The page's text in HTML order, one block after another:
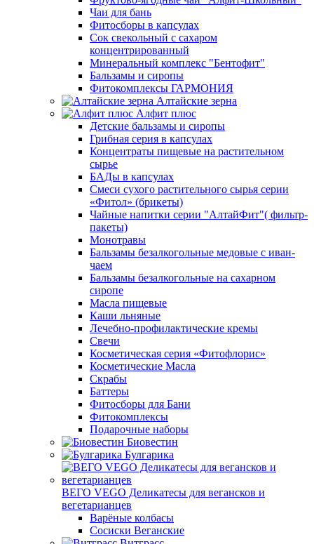
Чаи для бань
Фитосборы в капсулах
Сок свекольный с сахаром
концентрированный
Минеральный комплекс "Бентофит"
Бальзамы и сиропы
Фитокомплексы ГАРМОНИЯ
Алтайские зерна
Алфит плюс
Детские бальзамы и сиропы
Грибная серия в капсулах
Концентраты пищевые на растительном
сырье
БАДы в капсулах
Смеси сухого растительного сырья серии
«Фитол» (брикеты)
Чайные напитки серии "АлтайФит"( фильтр-
пакеты)
Монотравы
Бальзамы безалкогольные медовые с иван-
чаем
Бальзамы безалкогольные на сахарном
сиропе
Масла пищевые
Каши льняные
Лечебно-профилактические кремы
Свечи
Косметическая серия «Фитофлорис»
Косметические Масла
Скрабы
Баттеры
Фитосборы для Бани
Фитокомплексы
Подарочные наборы
Биовестин
Булгарика
ВЕГО VEGO Деликатесы для вегансков и
вегетарианцев
Варёные колбасы
Сосиски Веганские